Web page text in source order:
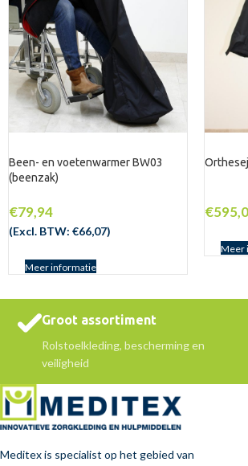
Been- en voetenwarmer BW03
(beenzak)
€79,94
(Excl. BTW: €66,07)
Meer informatie
€
Meer
Groot assortiment
Rolstoelkleding, bescherming en
veiligheid
Meditex is specialist op het gebied van